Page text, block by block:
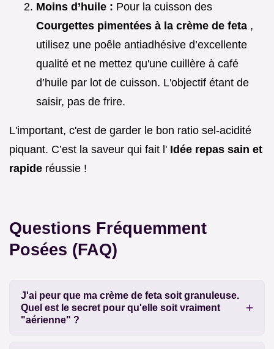
Moins d’huile : Pour la cuisson des
Courgettes pimentées à la crème de feta ,
utilisez une poêle antiadhésive d’excellente
qualité et ne mettez qu'une cuillère à café
d’huile par lot de cuisson. L'objectif étant de
saisir, pas de frire.
L'important, c'est de garder le bon ratio sel-acidité
piquant. C’est la saveur qui fait l' Idée repas sain et
rapide réussie !
Questions Fréquemment
Posées (FAQ)
J'ai peur que ma crème de feta soit granuleuse.
Quel est le secret pour qu'elle soit vraiment
"aérienne" ?